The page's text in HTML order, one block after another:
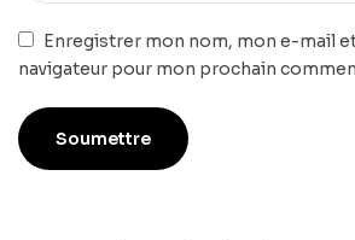
Enregistrer mon nom, mon e-mail
navigateur pour mon prochain